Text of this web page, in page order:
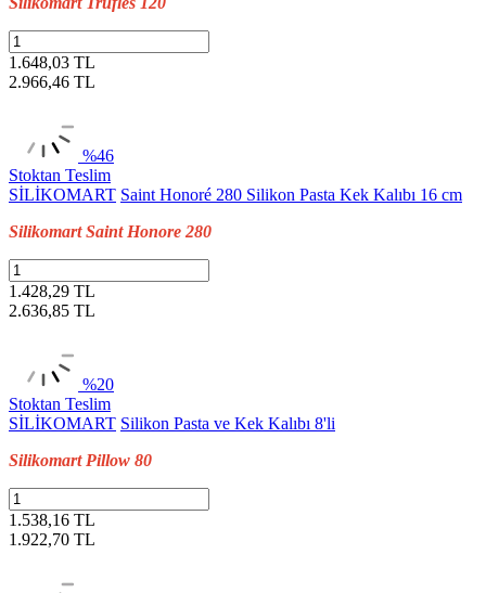
1.648,03 TL
2.966,46 TL
%46
Stoktan Teslim
SİLİKOMART Saint Honoré 280 Silikon Pasta Kek Kalıbı 16 cm
Silikomart Saint Honore 280
1.428,29 TL
2.636,85 TL
%20
Stoktan Teslim
SİLİKOMART Silikon Pasta ve Kek Kalıbı 8'li
Silikomart Pillow 80
1.538,16 TL
1.922,70 TL